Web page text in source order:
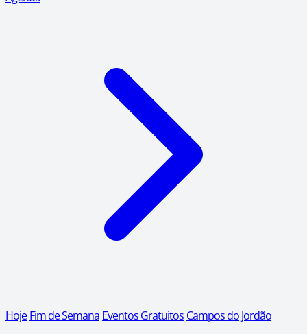
Hoje Fim de Semana Eventos Gratuitos Campos do Jordão